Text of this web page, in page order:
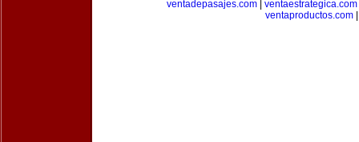
ventadepasajes.com
ventaestrategica.com
ventaproductos.com